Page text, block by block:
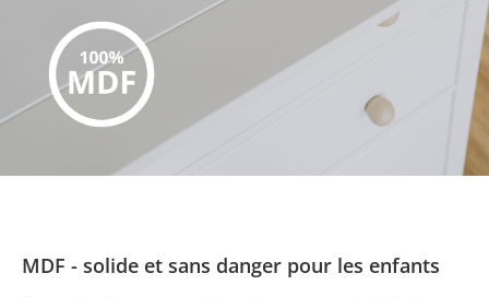
MDF - solide et sans danger pour les enfants